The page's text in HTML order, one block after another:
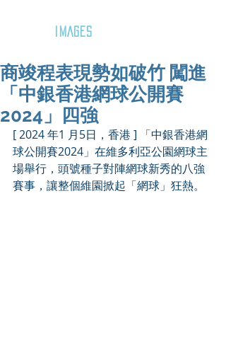
IMAGES
商竣程表現勢如破竹 闖進
「中銀香港網球公開賽
2024」四強
[ 2024 年1 月5日，香港 ] 「中銀香港網
球公開賽2024」在維多利亞公園網球主
場舉行，頭號種子對陣網球新秀的八強
賽事，讓整個維園掀起「網球」狂熱。